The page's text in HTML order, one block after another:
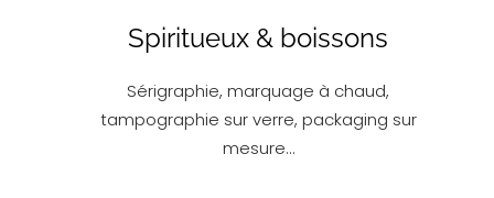
Spiritueux & boissons
Sérigraphie, marquage à chaud,
tampographie sur verre, packaging sur
mesure…